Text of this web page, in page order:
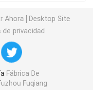
EV
Ahora
Desktop Site
de privacidad
Fábrica De
Fuqiang